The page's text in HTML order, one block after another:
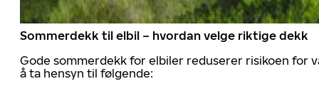
Sommerdekk til elbil – hvordan velge riktige dekk
Gode sommerdekk for elbiler reduserer risikoen for
å ta hensyn til følgende: